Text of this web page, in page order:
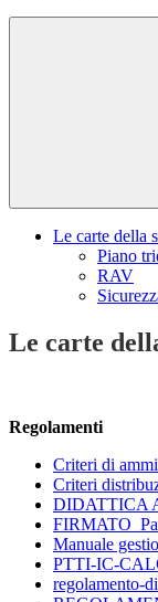
Le carte della
Piano
RAV
Le carte
Regolamenti
Criteri di
Criteri
DIDATTICA
Manuale
PTTI-IC-
regolamento-